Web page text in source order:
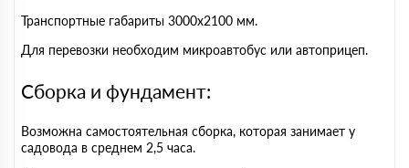
Транспортные габариты 3000х2100 мм.
Для перевозки необходим микроавтобус или автоприцеп.
Сборка и фундамент:
Возможна самостоятельная сборка, которая занимает у
садовода в среднем 2,5 часа.